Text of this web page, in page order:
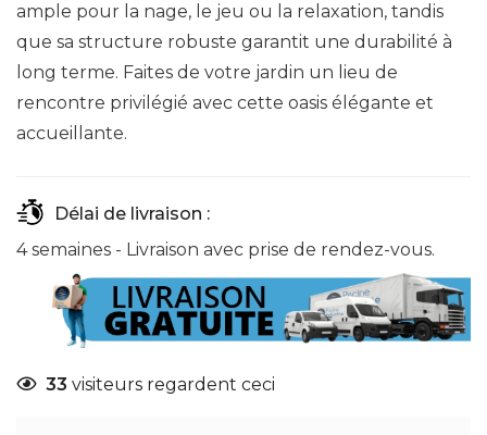
ample pour la nage, le jeu ou la relaxation, tandis
que sa structure robuste garantit une durabilité à
long terme. Faites de votre jardin un lieu de
rencontre privilégié avec cette oasis élégante et
accueillante.
Délai de livraison :
4 semaines - Livraison avec prise de rendez-vous.
33 visiteurs regardent ceci